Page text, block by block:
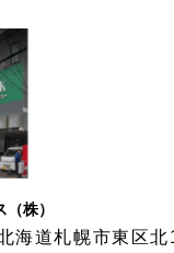
株）
道札幌市東区北